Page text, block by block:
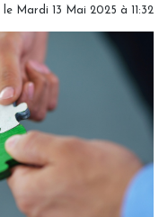
le Mardi 13 Mai 2025 à 11:32